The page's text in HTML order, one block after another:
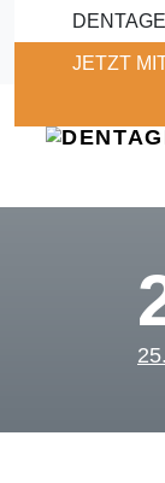
Skip to main
JETZT